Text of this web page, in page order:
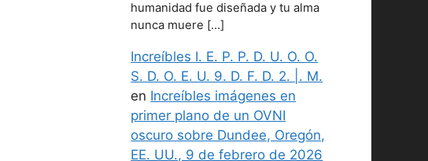
humanidad fue diseñada y tu alma
nunca muere […]
Increíbles I. E. P. P. D. U. O. O.
S. D. O. E. U. 9. D. F. D. 2. |. M.
en Increíbles imágenes en
primer plano de un OVNI
oscuro sobre Dundee, Oregón,
EE. UU., 9 de febrero de 2026